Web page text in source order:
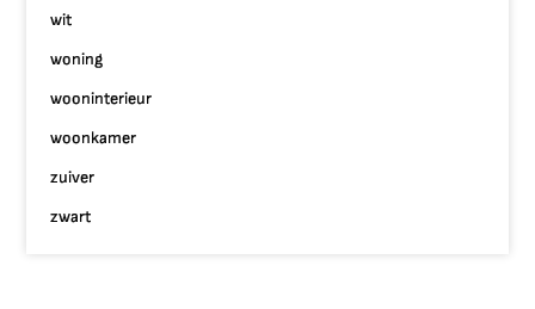
wit
woning
wooninterieur
woonkamer
zuiver
zwart